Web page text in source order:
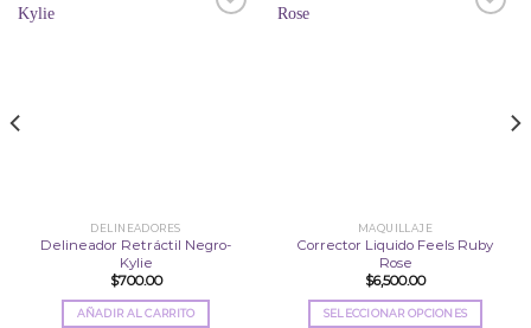
DELINEADORES
Delineador Retráctil Negro-
Kylie
$700.00
AÑADIR AL CARRITO
MAQUILLAJE
Corrector Liquido Feels Ruby
Rose
$6,500.00
SELECCIONAR OPCIONES